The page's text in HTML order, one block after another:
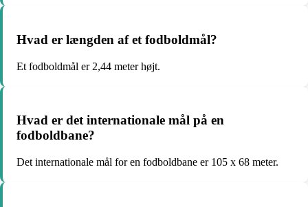
Hvad er længden af et fodboldmål?
Et fodboldmål er 2,44 meter højt.
Hvad er det internationale mål på en
fodboldbane?
Det internationale mål for en fodboldbane er 105 x 68 meter.